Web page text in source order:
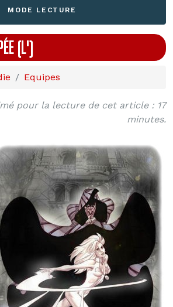
MODE LECTURE
(L')
Equipes
pour la lecture de cet article : 17
minutes.